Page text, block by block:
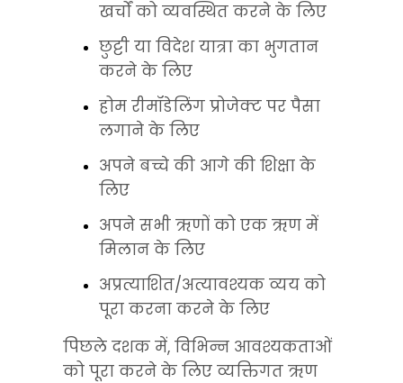
खर्चों को व्यवस्थित करने के लिए
छुट्टी या विदेश यात्रा का भुगतान
करने के लिए
होम रीमॉडेलिंग प्रोजेक्ट पर पैसा
लगाने के लिए
अपने बच्चे की आगे की शिक्षा के
लिए
अपने सभी ऋणों को एक ऋण में
मिलान के लिए
अप्रत्याशित/अत्यावश्यक व्यय को
पूरा करना करने के लिए
पिछले दशक में, विभिन्न आवश्यकताओं
को पूरा करने के लिए व्यक्तिगत ऋण